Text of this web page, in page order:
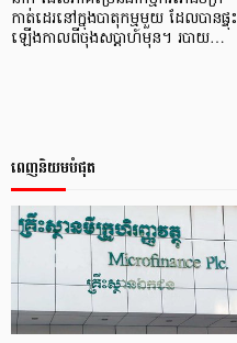
កាត់ដេរនៅក្នុងបាតុកម្មមួយ ដែលបានផ្ទុះ
ឡើងកាលពីចុងសប្តាហ៍មុន។ របាយ…
ពេញនិយមបំផុត